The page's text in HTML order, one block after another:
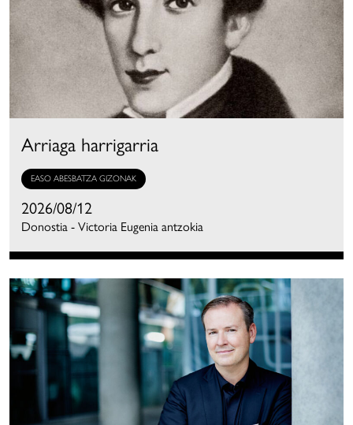
Arriaga harrigarria
EASO ABESBATZA GIZONAK
2026/08/12
Donostia - Victoria Eugenia antzokia